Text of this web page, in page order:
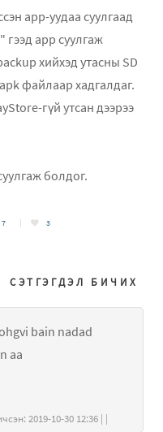
app-уудаа суулгаад
хийхэд утасны SD
хадгалдаг.
гүй утсан дээрээ
болдог.
3
СЭТГЭГДЭЛ БИЧИХ
bain nadad
aa
amarjargal (зочин) хэзээ бичсэн: 2019-10-30 12:36 | |